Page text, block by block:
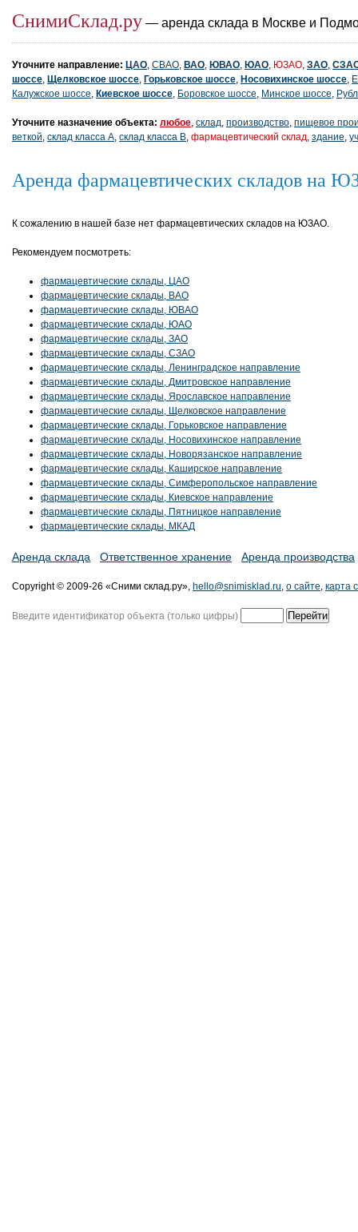
СнимиСклад.ру — аренда склада в Москве и
Уточните направление: ЦАО, СВАО, ВАО, ЮВАО, ЮАО, ЮЗАО, ЗАО,
шоссе, Щелковское шоссе, Горьковское шоссе, Носовихинское шоссе,
Калужское шоссе, Киевское шоссе, Боровское шоссе, Минское шоссе,
Уточните назначение объекта: любое, склад, производство, пищевое
веткой, склад класса A, склад класса B, фармацевтический склад, здание,
Аренда фармацевтических складов на
К сожалению в нашей базе нет фармацевтических складов на ЮЗАО.
Рекомендуем посмотреть:
фармацевтические склады, ЦАО
фармацевтические склады, ВАО
фармацевтические склады, ЮВАО
фармацевтические склады, ЮАО
фармацевтические склады, ЗАО
фармацевтические склады, СЗАО
фармацевтические склады, Ленинградское направление
фармацевтические склады, Дмитровское направление
фармацевтические склады, Ярославское направление
фармацевтические склады, Щелковское направление
фармацевтические склады, Горьковское направление
фармацевтические склады, Носовихинское направление
фармацевтические склады, Новорязанское направление
фармацевтические склады, Каширское направление
фармацевтические склады, Симферопольское направление
фармацевтические склады, Киевское направление
фармацевтические склады, Пятницкое направление
фармацевтические склады, МКАД
Аренда склада Ответственное хранение Аренда производства
Copyright © 2009-26 «Сними склад.ру», hello@snimisklad.ru, о сайте, карта
Введите идентификатор объекта (только цифры)